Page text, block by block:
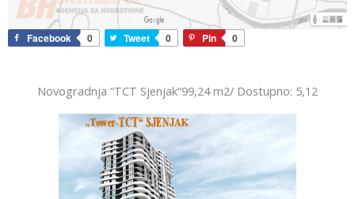
Facebook 0 Tweet 0 Pin 0
Novogradnja “TCT Sjenjak”99,24 m2/ Dostupno: 5,12